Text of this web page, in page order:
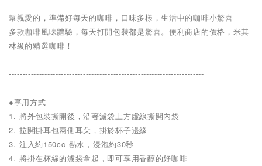
幫親愛的，準備好每天的咖啡，口味多樣，生活中的咖啡小驚喜
多款咖啡風味體驗，每天打開包裝都是驚喜。便利商店的價格，米其
林級的精選咖啡！
-----------------------------------------------------------------------
●享用方式
1. 將外包裝撕開後，沿著濾袋上方虛線撕開內袋
2. 拉開掛耳包兩側耳朵，掛於杯子邊緣
3. 注入約150cc 熱水，浸泡約30秒
4. 將掛在杯緣的濾袋拿起，即可享用香醇的好咖啡